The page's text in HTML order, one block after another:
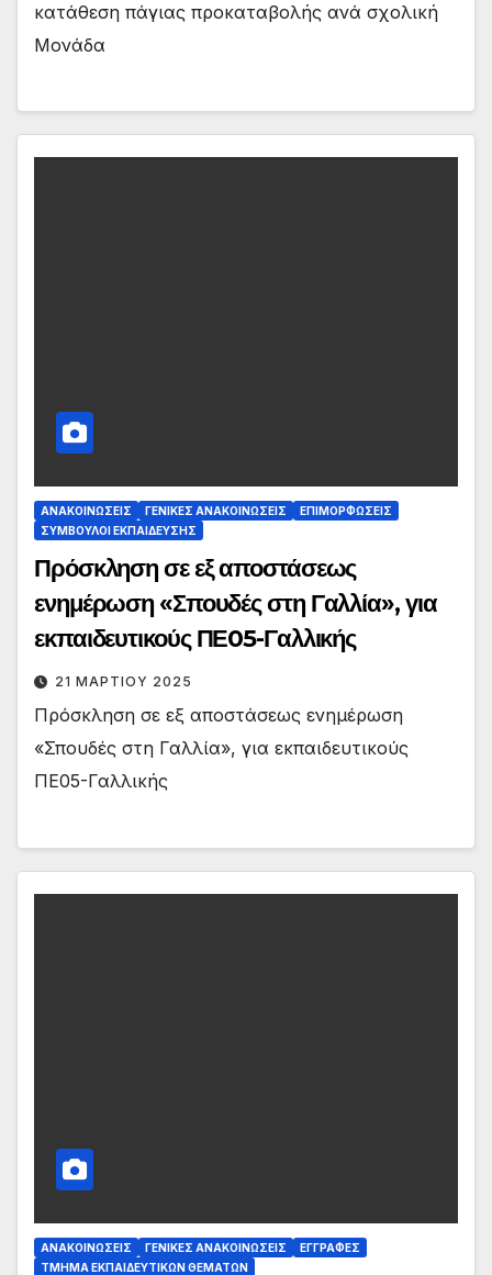
κατάθεση πάγιας προκαταβολής ανά σχολική
Μονάδα
ΑΝΑΚΟΙΝΏΣΕΙΣ ΓΕΝΙΚΈΣ ΑΝΑΚΟΙΝΏΣΕΙΣ
ΕΠΙΜΟΡΦΏΣΕΙΣ
ΣΎΜΒΟΥΛΟΙ ΕΚΠΑΊΔΕΥΣΗΣ
Πρόσκληση σε εξ αποστάσεως
ενημέρωση «Σπουδές στη Γαλλία», για
εκπαιδευτικούς ΠΕ05-Γαλλικής
21 ΜΑΡΤΊΟΥ 2025
Πρόσκληση σε εξ αποστάσεως ενημέρωση
«Σπουδές στη Γαλλία», για εκπαιδευτικούς
ΠΕ05-Γαλλικής
ΑΝΑΚΟΙΝΏΣΕΙΣ ΓΕΝΙΚΈΣ ΑΝΑΚΟΙΝΏΣΕΙΣ
ΕΓΓΡΑΦΈΣ
ΤΜΉΜΑ ΕΚΠΑΙΔΕΥΤΙΚΏΝ ΘΕΜΆΤΩΝ